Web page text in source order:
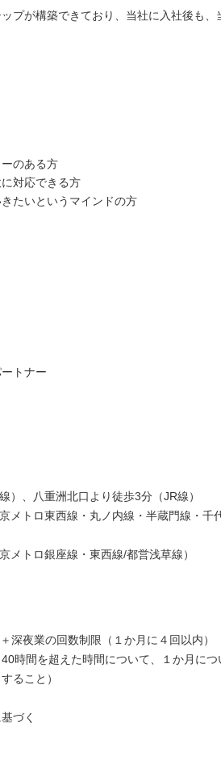
プが構築できており、当社に入社後も、
のある方
対応できる方
たいというマインドの方
トナー
、八重洲北口より徒歩3分（JR線）
メトロ東西線・丸ノ内線・半蔵門線・千
トロ銀座線・東西線/都営浅草線）
深夜業の回数制限（１か月に４回以内）
時間を超えた時間について、１か月につ
ること）
づく